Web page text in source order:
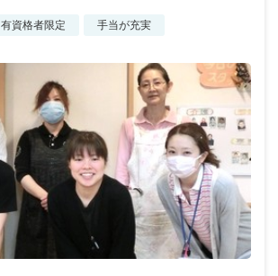
有資格者限定 手当が充実